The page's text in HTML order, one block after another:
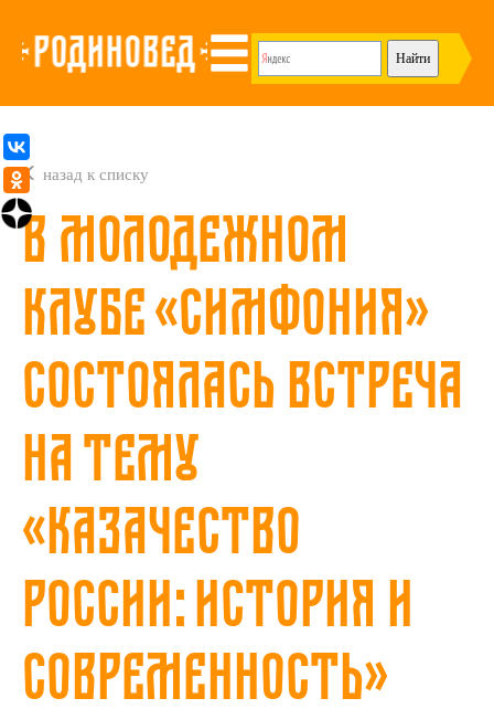
назад к списку
В молодежном
клубе «Симфония»
состоялась встреча
на тему
«Казачество
России: история и
современность»